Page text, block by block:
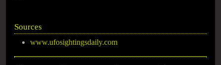
Sources
www.ufosightingsdaily.com